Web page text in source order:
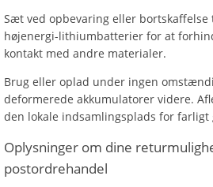
Sæt ved opbevaring eller bortskaffelse
højenergi-lithiumbatterier for at
kontakt med andre materialer.
Brug eller oplad under ingen
deformerede akkumulatorer videre.
den lokale indsamlingsplads for farligt
Oplysninger om dine
postordrehandel